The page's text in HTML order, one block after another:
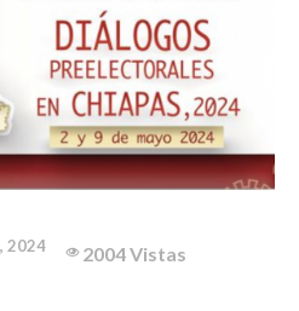
2024 2004 Vistas